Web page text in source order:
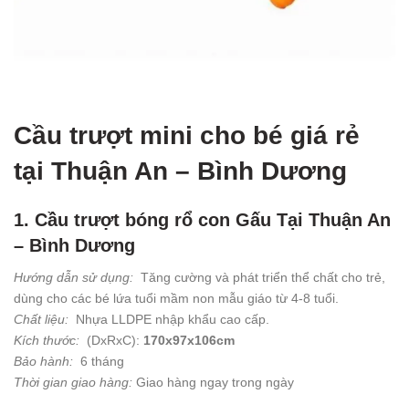
Cầu trượt mini cho bé giá rẻ
tại Thuận An – Bình Dương
1. Cầu trượt bóng rổ con Gấu Tại Thuận An
– Bình Dương
Hướng dẫn sử dụng: Tăng cường và phát triển thể chất cho trẻ,
dùng cho các bé lứa tuổi mầm non mẫu giáo từ 4-8 tuổi.
Chất liệu: Nhựa LLDPE nhập khẩu cao cấp.
Kích thước: (DxRxC): 170x97x106cm
Bảo hành: 6 tháng
Thời gian giao hàng: Giao hàng ngay trong ngày